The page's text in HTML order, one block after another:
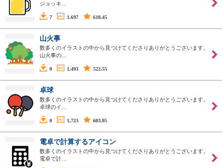
ジョッキ…
7 1,697 618.45
山火事
数多くのイラストの中から見つけてくださりありがとうございます。
山火事の…
0 1,493 522.55
卓球
数多くのイラストの中から見つけてくださりありがとうございます。
卓球のイ…
0 1,723 603.05
電卓で計算するアイコン
数多くのイラストの中から見つけてくださりありがとうございます。
電卓で計…